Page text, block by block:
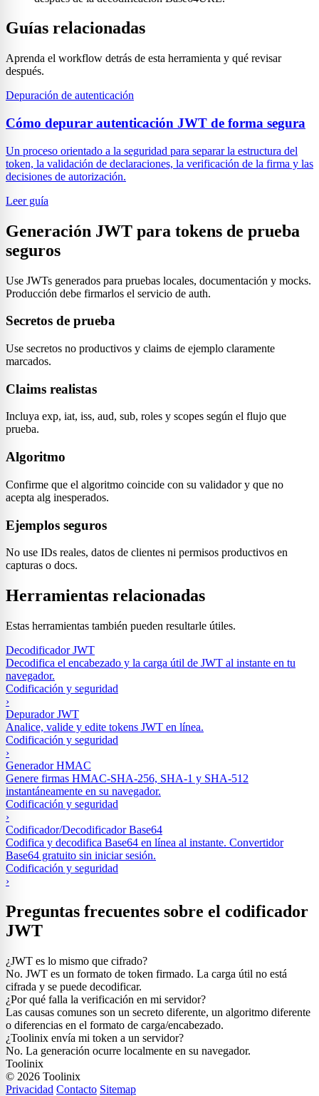
Guías relacionadas
Aprenda el workflow detrás de esta herramienta y qué revisar
después.
Depuración de autenticación
Cómo depurar autenticación JWT de forma segura
Un proceso orientado a la seguridad para separar la estructura del
token, la validación de declaraciones, la verificación de la firma y las
decisiones de autorización.
Leer guía
Generación JWT para tokens de prueba
seguros
Use JWTs generados para pruebas locales, documentación y mocks.
Producción debe firmarlos el servicio de auth.
Secretos de prueba
Use secretos no productivos y claims de ejemplo claramente
marcados.
Claims realistas
Incluya exp, iat, iss, aud, sub, roles y scopes según el flujo que
prueba.
Algoritmo
Confirme que el algoritmo coincide con su validador y que no
acepta alg inesperados.
Ejemplos seguros
No use IDs reales, datos de clientes ni permisos productivos en
capturas o docs.
Herramientas relacionadas
Estas herramientas también pueden resultarle útiles.
Decodificador JWT
Decodifica el encabezado y la carga útil de JWT al instante en tu
navegador.
Codificación y seguridad
›
Depurador JWT
Analice, valide y edite tokens JWT en línea.
Codificación y seguridad
›
Generador HMAC
Genere firmas HMAC-SHA-256, SHA-1 y SHA-512
instantáneamente en su navegador.
Codificación y seguridad
›
Codificador/Decodificador Base64
Codifica y decodifica Base64 en línea al instante. Convertidor
Base64 gratuito sin iniciar sesión.
Codificación y seguridad
›
Preguntas frecuentes sobre el codificador
JWT
¿JWT es lo mismo que cifrado?
No. JWT es un formato de token firmado. La carga útil no está
cifrada y se puede decodificar.
¿Por qué falla la verificación en mi servidor?
Las causas comunes son un secreto diferente, un algoritmo diferente
o diferencias en el formato de carga/encabezado.
¿Toolinix envía mi token a un servidor?
No. La generación ocurre localmente en su navegador.
Toolinix
© 2026 Toolinix
Privacidad Contacto Sitemap